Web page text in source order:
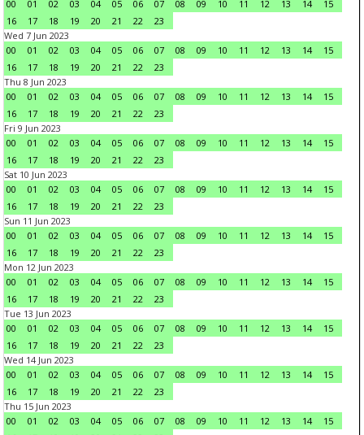
00
01 02 03 04 05 06 07 08 09 10 11 12 13 14
15
16
17 18 19 20 21 22
23
Wed 7 Jun 2023
00
01 02 03 04 05 06 07 08 09 10 11 12 13 14
15
16
17 18 19 20 21 22
23
Thu 8 Jun 2023
00
01 02 03 04 05 06 07 08 09 10 11 12 13 14
15
16
17 18 19 20 21 22
23
Fri 9 Jun 2023
00
01 02 03 04 05 06 07 08 09 10 11 12 13 14
15
16
17 18 19 20 21 22
23
Sat 10 Jun 2023
00
01 02 03 04 05 06 07 08 09 10 11 12 13 14
15
16
17 18 19 20 21 22
23
Sun 11 Jun 2023
00
01 02 03 04 05 06 07 08 09 10 11 12 13 14
15
16
17 18 19 20 21 22
23
Mon 12 Jun 2023
00
01 02 03 04 05 06 07 08 09 10 11 12 13 14
15
16
17 18 19 20 21 22
23
Tue 13 Jun 2023
00
01 02 03 04 05 06 07 08 09 10 11 12 13 14
15
16
17 18 19 20 21 22
23
Wed 14 Jun 2023
00
01 02 03 04 05 06 07 08 09 10 11 12 13 14
15
16
17 18 19 20 21 22
23
Thu 15 Jun 2023
00
01 02 03 04 05 06 07 08 09 10 11 12 13 14
15